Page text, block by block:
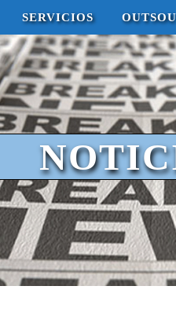
SERVICIOS